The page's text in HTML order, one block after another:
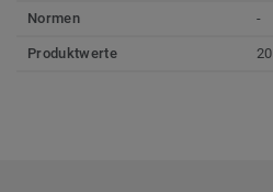
Normen
-
Produktwerte 20